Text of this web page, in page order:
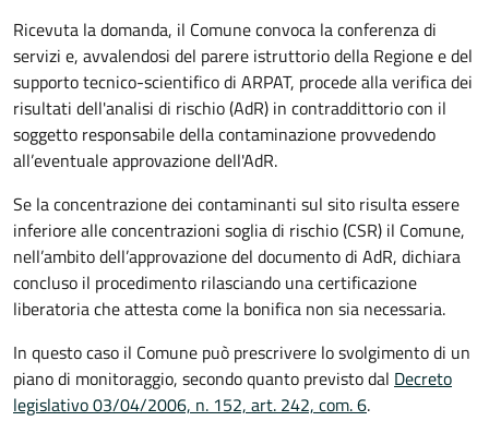
Ricevuta la domanda, il Comuneconvoca la conferenza di
servizi e, avvalendosi del parere istruttorio della Regione e del
supporto tecnico-scientifico di ARPAT, procede alla verifica dei
risultati dell'analisi di rischio (AdR) in contraddittorio con il
soggetto responsabile della contaminazione provvedendo
all’eventuale approvazione dell'AdR.
Se la concentrazione dei contaminanti sul sito risulta essere
inferiore alle concentrazioni soglia di rischio (CSR) il Comune,
nell’ambito dell’approvazione del documento di AdR, dichiara
concluso il procedimento rilasciando una certificazione
liberatoria che attesta come la bonifica non sia necessaria.
In questo caso il Comune può prescrivere lo svolgimento di un
piano di monitoraggio, secondo quanto previsto dal Decreto
legislativo 03/04/2006, n. 152, art. 242, com. 6.